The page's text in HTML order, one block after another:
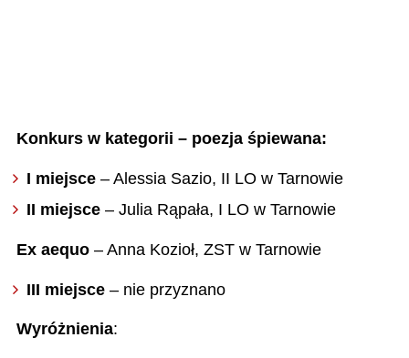
Konkurs w kategorii – poezja śpiewana:
I miejsce– Alessia Sazio, II LO w Tarnowie
II miejsce– Julia Rąpała, I LO w Tarnowie
Ex aequo – Anna Kozioł, ZST w Tarnowie
III miejsce– nie przyznano
Wyróżnienia: